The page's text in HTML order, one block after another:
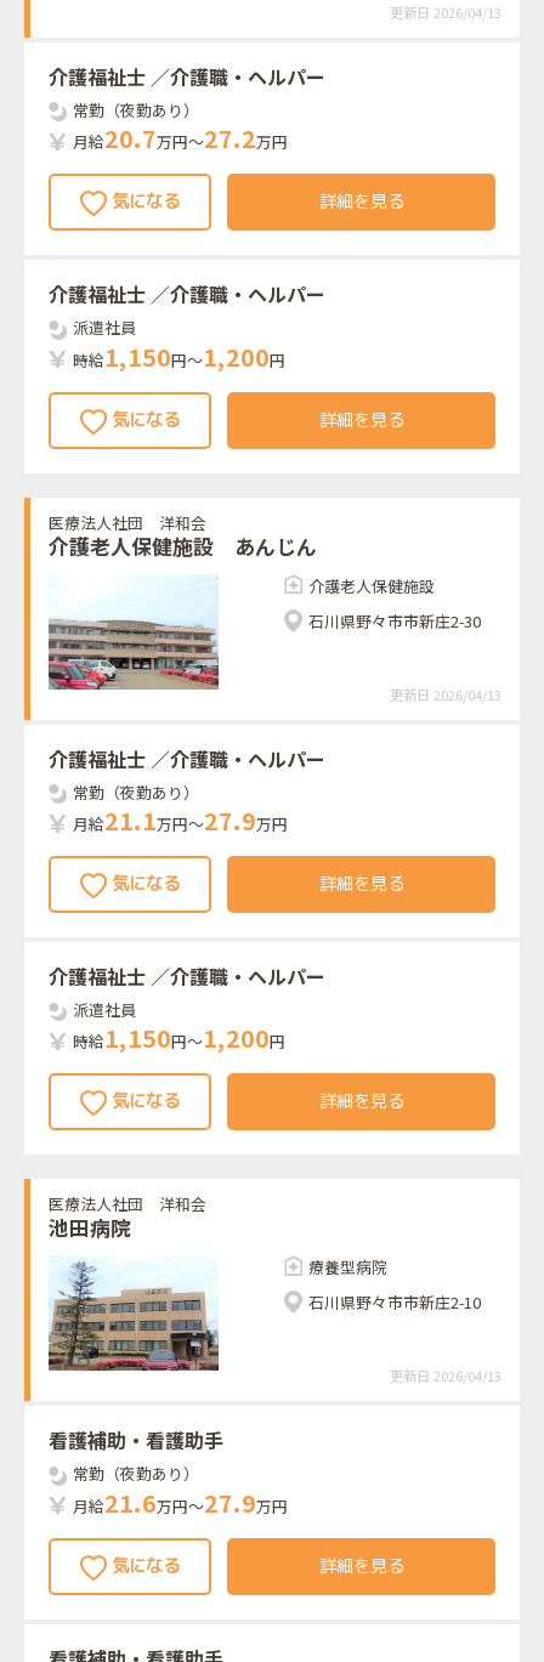
更新日 2026/04/13
介護福祉士 ／介護職・ヘルパー
常勤（夜勤あり）
月給20.7万円～27.2万円
詳細を見る
介護福祉士 ／介護職・ヘルパー
派遣社員
時給1,150円～1,200円
詳細を見る
医療法人社団 洋和会
介護老人保健施設 あんじん
介護老人保健施設
石川県野々市市新庄2-30
更新日 2026/04/13
介護福祉士 ／介護職・ヘルパー
常勤（夜勤あり）
月給21.1万円～27.9万円
詳細を見る
介護福祉士 ／介護職・ヘルパー
派遣社員
時給1,150円～1,200円
詳細を見る
医療法人社団 洋和会
池田病院
療養型病院
石川県野々市市新庄2-10
更新日 2026/04/13
看護補助・看護助手
常勤（夜勤あり）
月給21.6万円～27.9万円
詳細を見る